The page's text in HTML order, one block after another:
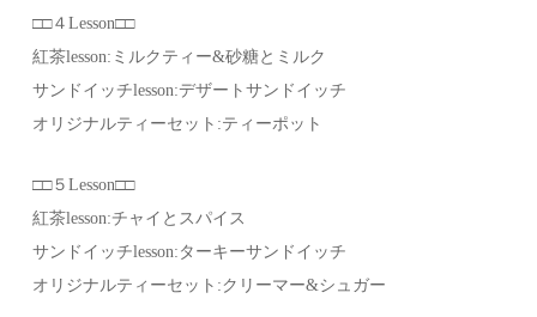
□□４Lesson□□
紅茶lesson:ミルクティー&砂糖とミルク
サンドイッチlesson:デザートサンドイッチ
オリジナルティーセット:ティーポット
□□５Lesson□□
紅茶lesson:チャイとスパイス
サンドイッチlesson:ターキーサンドイッチ
オリジナルティーセット:クリーマー&シュガー